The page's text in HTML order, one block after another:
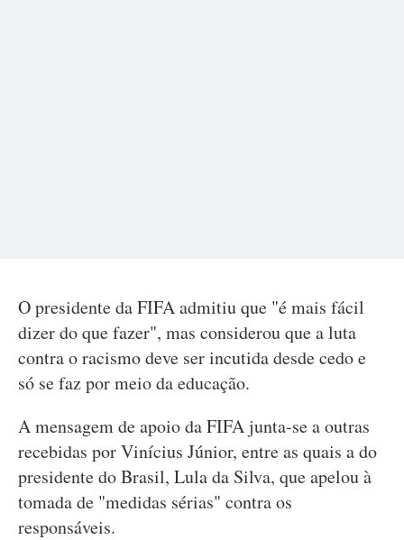
O presidente da FIFA admitiu que "é mais fácil
dizer do que fazer", mas considerou que a luta
contra o racismo deve ser incutida desde cedo e
só se faz por meio da educação.
A mensagem de apoio da FIFA junta-se a outras
recebidas por Vinícius Júnior, entre as quais a do
presidente do Brasil, Lula da Silva, que apelou à
tomada de "medidas sérias" contra os
responsáveis.